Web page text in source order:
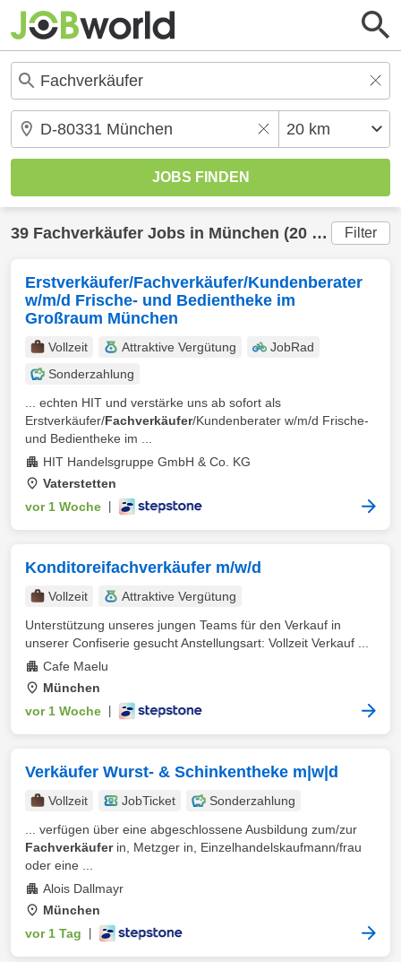
39 Fachverkäufer Jobs in München (20 km) gefunden Filter
Erstverkäufer/Fachverkäufer/Kundenberater
w/m/d Frische- und Bedientheke im
Großraum München
Vollzeit Attraktive Vergütung
JobRad
Sonderzahlung
... echten HIT und verstärke uns ab sofort als
Erstverkäufer/Fachverkäufer/Kundenberater w/m/d Frische-
und Bedientheke im ...
HIT Handelsgruppe GmbH & Co. KG
Vaterstetten
vor 1 Woche
Konditoreifachverkäufer m/w/d
Vollzeit
Attraktive Vergütung
Unterstützung unseres jungen Teams für den Verkauf in
unserer Confiserie gesucht Anstellungsart: Vollzeit Verkauf ...
Cafe Maelu
München
vor 1 Woche
Verkäufer Wurst- & Schinkentheke m|w|d
Vollzeit JobTicket
Sonderzahlung
... verfügen über eine abgeschlossene Ausbildung zum/zur
Fachverkäuferin, Metzger in, Einzelhandelskaufmann/frau
oder eine ...
Alois Dallmayr
München
vor 1 Tag